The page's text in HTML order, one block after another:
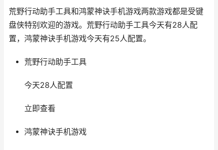
荒野行动助手工具和鸿蒙神诀手机游戏两款游戏都是受键
盘侠特别欢迎的游戏。荒野行动助手工具今天有28人配
置，鸿蒙神诀手机游戏今天有25人配置。
荒野行动助手工具
今天28人配置
立即查看
鸿蒙神诀手机游戏